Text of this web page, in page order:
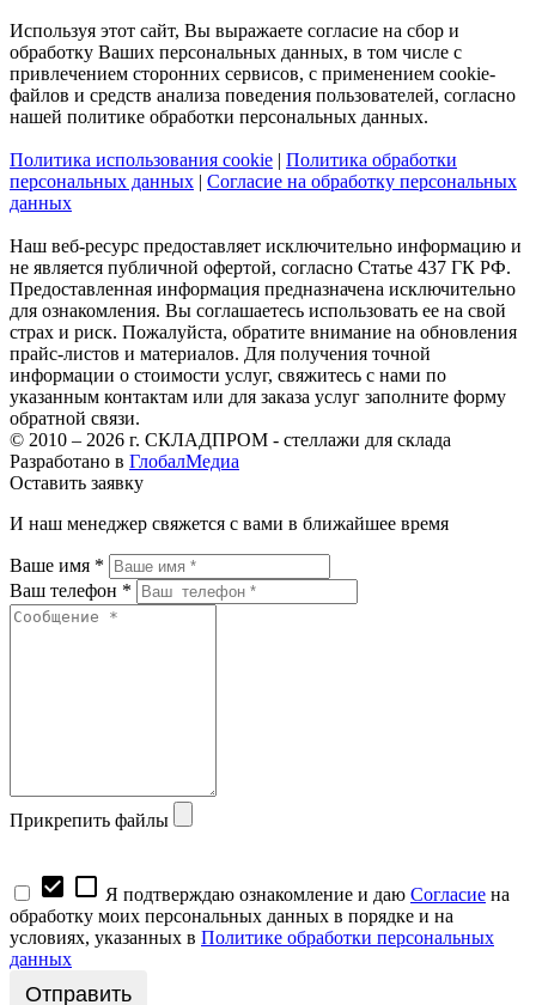
Используя этот сайт, Вы выражаете согласие на сбор и
обработку Ваших персональных данных, в том числе с
привлечением сторонних сервисов, с применением cookie-
файлов и средств анализа поведения пользователей, согласно
нашей политике обработки персональных данных.
Политика использования cookie | Политика обработки
персональных данных | Согласие на обработку персональных
данных
Наш веб-ресурс предоставляет исключительно информацию и
не является публичной офертой, согласно Статье 437 ГК РФ.
Предоставленная информация предназначена исключительно
для ознакомления. Вы соглашаетесь использовать ее на свой
страх и риск. Пожалуйста, обратите внимание на обновления
прайс-листов и материалов. Для получения точной
информации о стоимости услуг, свяжитесь с нами по
указанным контактам или для заказа услуг заполните форму
обратной связи.
© 2010 – 2026 г. СКЛАДПРОМ - стеллажи для склада
Разработано в ГлобалМедиа
Оставить заявку
И наш менеджер свяжется с вами в ближайшее время
Ваше имя *
Ваш телефон *
Прикрепить файлы
check_box check_box_outline_blank Я подтверждаю ознакомление и даю Согласие на
обработку моих персональных данных в порядке и на
условиях, указанных в Политике обработки персональных
данных